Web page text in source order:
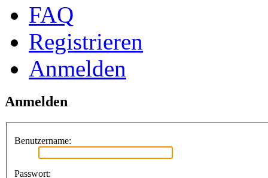
FAQ
Registrieren
Anmelden
Anmelden
Benutzername:
Passwort: